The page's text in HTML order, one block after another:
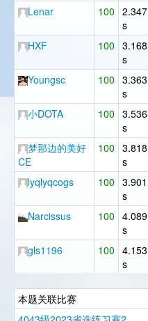
Lenar 100 2.347
s
HXF 100 3.168
s
Youngsc 100 3.363
s
小DOTA 100 3.536
s
梦那边的美好
CE
100 3.818
s
lyqlyqcogs 100 3.901
s
Narcissus 100 4.089
s
gls1196 100 4.153
s
本题关联比赛